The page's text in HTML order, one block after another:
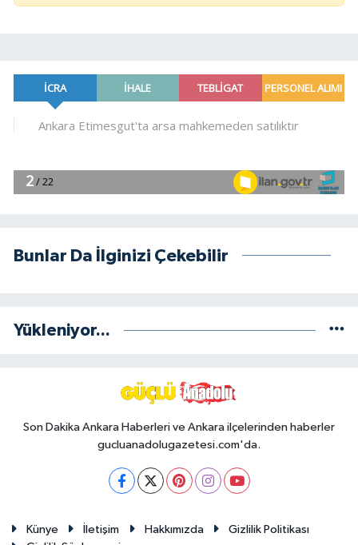
Bunlar Da İlginizi Çekebilir
Yükleniyor...
Son Dakika Ankara Haberleri ve Ankara ilçelerinden haberler
gucluanadolugazetesi.com'da.
Künye İletişim Hakkımızda
Gizlilik Politikası